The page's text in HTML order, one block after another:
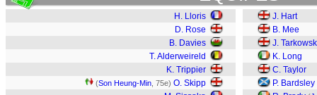
H. Lloris
D. Rose
B. Davies
T. Alderweireld
K. Trippier
(Son Heung-Min , 75e) O. Skipp
J. Hart
B. Mee
J.
K. Long
C. Taylor
P. Bardsley